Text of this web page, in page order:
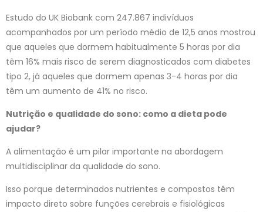
Estudo do UK Biobank com 247.867 indivíduos
acompanhados por um período médio de 12,5 anos mostrou
que aqueles que dormem habitualmente 5 horas por dia
têm 16% mais risco de serem diagnosticados com diabetes
tipo 2, já aqueles que dormem apenas 3-4 horas por dia
têm um aumento de 41% no risco.
Nutrição e qualidade do sono: como a dieta pode
ajudar?
A alimentação é um pilar importante na abordagem
multidisciplinar da qualidade do sono.
Isso porque determinados nutrientes e compostos têm
impacto direto sobre funções cerebrais e fisiológicas